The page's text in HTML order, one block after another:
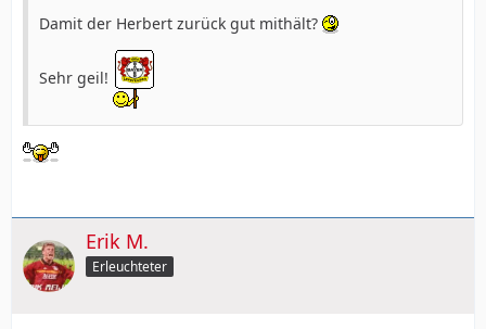
Damit der Herbert zurück gut mithält?
Sehr geil!
Erik M.
Erleuchteter